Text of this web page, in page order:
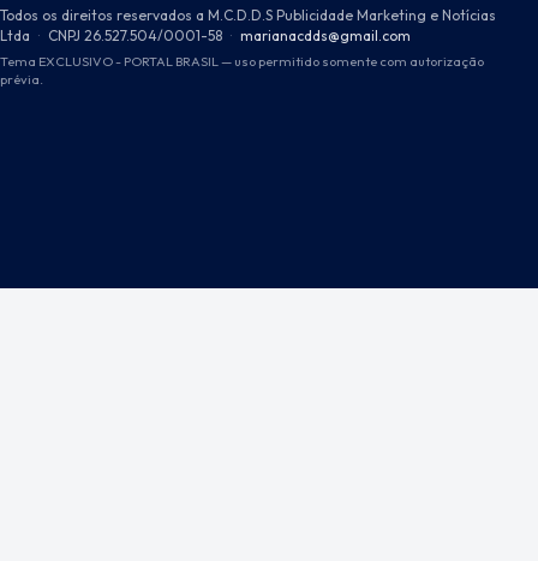
Todos os direitos reservados a M.C.D.D.S Publicidade Marketing e Notícias
Ltda · CNPJ 26.527.504/0001-58 · marianacdds@gmail.com
Tema EXCLUSIVO - PORTAL BRASIL — uso permitido somente com autorização
prévia.